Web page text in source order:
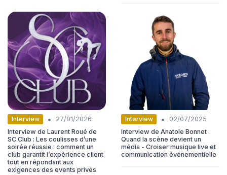
Interview •
27/01/2026
Interview de Laurent Roué de
SC Club : Les coulisses d’une
soirée réussie : comment un
club garantit l’expérience client
tout en répondant aux
exigences des events privés
Interview •
02/07/2025
Interview de Anatole Bonnet :
Quand la scène devient un
média - Croiser musique live et
communication événementielle